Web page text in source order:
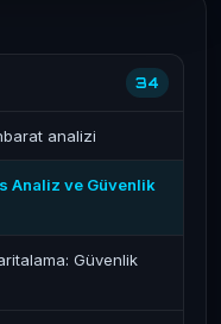
34
analizi
Analiz ve Güvenlik
Güvenlik